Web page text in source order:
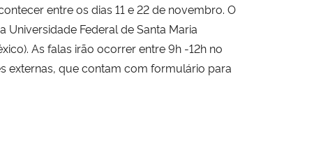
entre os dias 11 e 22 de novembro. O
Federal de Santa Maria
As falas irão ocorrer entre 9h -12h no
externas, que contam com formulário para